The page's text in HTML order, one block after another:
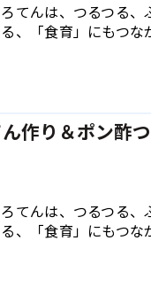
てんは、つるつる、
、「食育」にもつ
作り＆ポン酢
てんは、つるつる、
、「食育」にもつ